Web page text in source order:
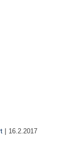
| 16.2.2017